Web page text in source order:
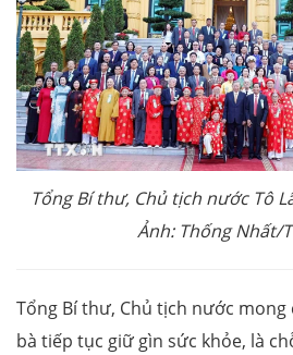
Tổng Bí thư, Chủ tịch nước Tô
Ảnh: Thống Nhất/
Tổng Bí thư, Chủ tịch nước mong
bà tiếp tục giữ gìn sức khỏe, là